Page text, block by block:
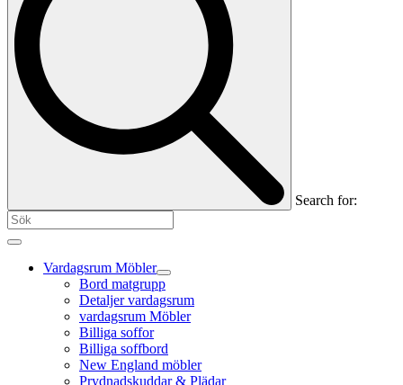
Search for:
Vardagsrum Möbler
Bord matgrupp
Detaljer vardagsrum
vardagsrum Möbler
Billiga soffor
Billiga soffbord
New England möbler
Prydnadskuddar & Plädar